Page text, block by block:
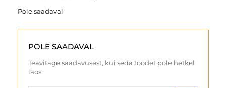
Pole saadaval
POLE SAADAVAL
Teavitage saadavusest, kui seda toodet pole hetkel
laos.